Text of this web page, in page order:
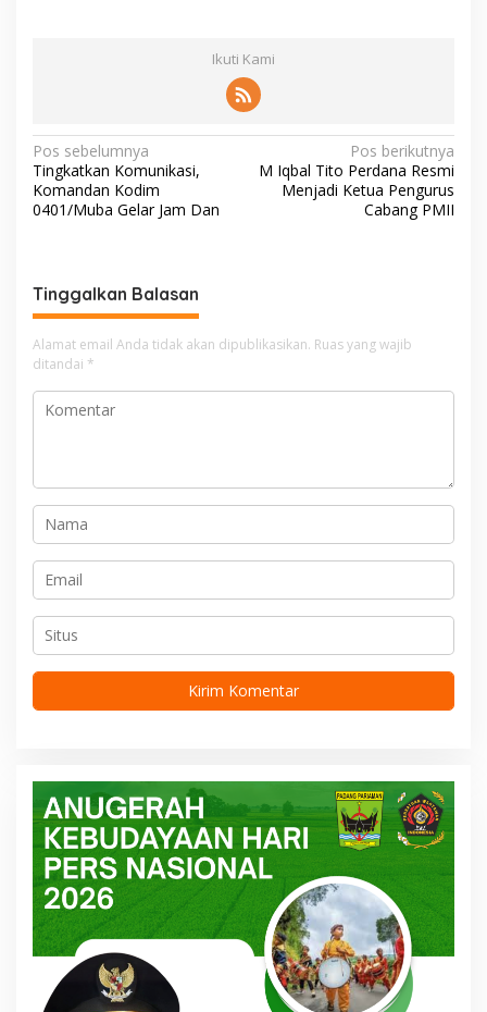
Ikuti Kami
N
a
v
g
a
s
i
p
Pos sebelumnya
Tingkatkan Komunikasi,
Komandan Kodim
0401/Muba Gelar Jam Dan
Pos berikutnya
M Iqbal Tito Perdana Resmi
Menjadi Ketua Pengurus
Cabang PMII
Tinggalkan Balasan
Alamat email Anda tidak akan dipublikasikan. Ruas yang wajib
ditandai *